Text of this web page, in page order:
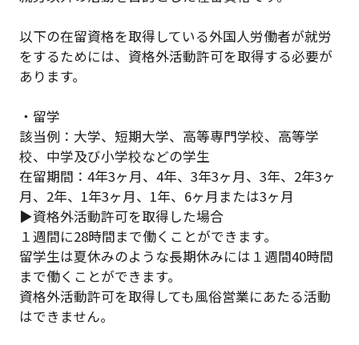
以下の在留資格を取得している外国人労働者が就労
をするためには、資格外活動許可を取得する必要が
あります。
・留学
該当例：大学、短期大学、高等専門学校、高等学
校、中学及び小学校などの学生
在留期間：4年3ヶ月、4年、3年3ヶ月、3年、2年3ヶ
月、2年、1年3ヶ月、1年、6ヶ月または3ヶ月
▶︎資格外活動許可を取得した場合
１週間に28時間まで働くことができます。
留学生は夏休みのような長期休みには１週間40時間
まで働くことができます。
資格外活動許可を取得しても風俗営業にあたる活動
はできません。